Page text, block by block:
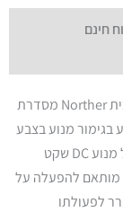
חינם
מאוורר תקרה מעוצב דגם SUPERIOR (סופריור) מבית Norther מסדרת
מאוורר זה מגיע בגימור מנוע בצבע
שחור ולהבים בצבע שחור. אידאלי לחדרי שינה וכולל מנוע DC שקט
מותאם להפעלה על
לפעולתו